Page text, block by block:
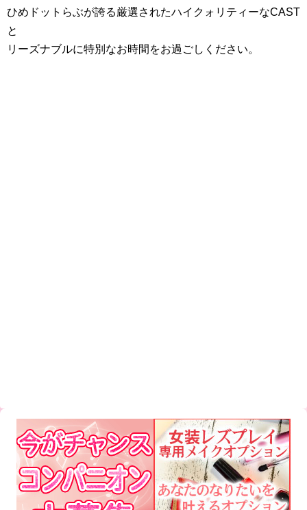
ひめドットらぶが誇る厳選されたハイクォリティーなCAST
と
リーズナブルに特別なお時間をお過ごしください。